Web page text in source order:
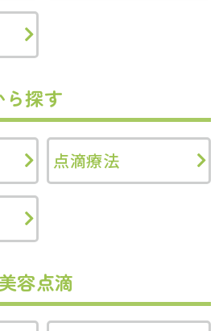
探す
点滴療法
容点滴